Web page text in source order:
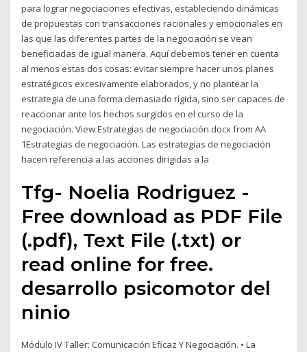
para lograr negociaciones efectivas, estableciendo dinámicas
de propuestas con transacciones racionales y emocionales en
las que las diferentes partes de la negociación se vean
beneficiadas de igual manera. Aquí debemos tener en cuenta
al menos estas dos cosas: evitar siempre hacer unos planes
estratégicos excesivamente elaborados, y no plantear la
estrategia de una forma demasiado rígida, sino ser capaces de
reaccionar ante los hechos surgidos en el curso de la
negociación. View Estrategias de negociación.docx from AA
1Estrategias de negociación. Las estrategias de negociación
hacen referencia a las acciones dirigidas a la
Tfg- Noelia Rodriguez -
Free download as PDF File
(.pdf), Text File (.txt) or
read online for free.
desarrollo psicomotor del
ninio
Módulo IV Taller: Comunicación Eficaz Y Negociación. • La